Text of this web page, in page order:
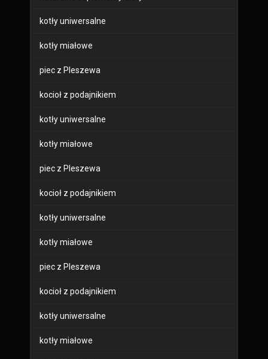
kotły uniwersalne
kotły miałowe
piec z Pleszewa
kocioł z podajnikiem
kotły uniwersalne
kotły miałowe
piec z Pleszewa
kocioł z podajnikiem
kotły uniwersalne
kotły miałowe
piec z Pleszewa
kocioł z podajnikiem
kotły uniwersalne
kotły miałowe